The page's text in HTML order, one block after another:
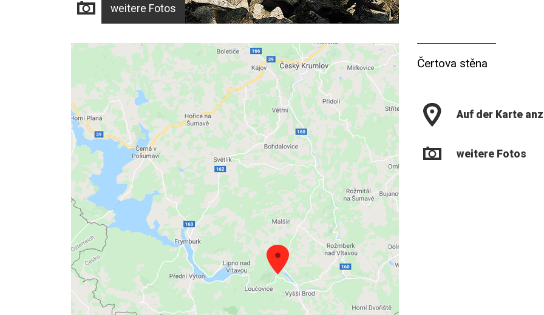
weitere Fotos
Čertova stěna
Auf der Karte
weitere Fotos